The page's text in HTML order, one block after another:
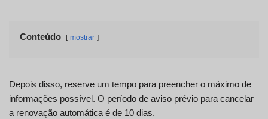
Conteúdo mostrar
Depois disso, reserve um tempo para preencher o máximo de
informações possível. O período de aviso prévio para cancelar
a renovação automática é de 10 dias.